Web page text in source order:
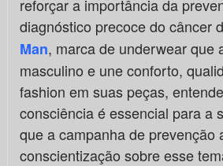
reforçar a importância da
diagnóstico precoce do câncer
Man, marca de underwear que
masculino e une conforto,
fashion em suas peças,
consciência é essencial para a
que a campanha de prevenção
conscientização sobre esse